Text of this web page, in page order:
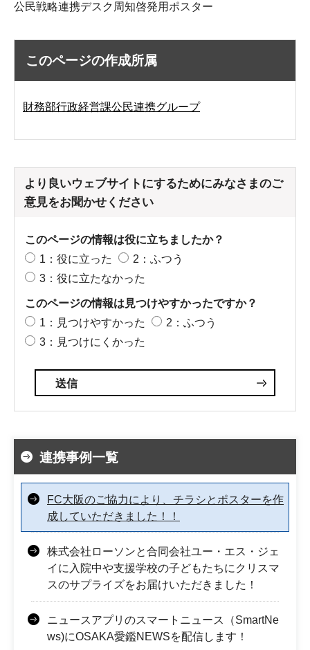
公民戦略連携デスク周知啓発用ポスター
このページの作成所属
財務部行政経営課公民連携グループ
より良いウェブサイトにするためにみなさまのご
意見をお聞かせください
このページの情報は役に立ちましたか？
1：役に立った
2：ふつう
3：役に立たなかった
このページの情報は見つけやすかったですか？
1：見つけやすかった
2：ふつう
3：見つけにくかった
連携事例一覧
FC大阪のご協力により、チラシとポスターを作
成していただきました！！
株式会社ローソンと合同会社ユー・エス・ジェ
イに入院中や支援学校の子どもたちにクリスマ
スのサプライズをお届けいただきました！
ニュースアプリのスマートニュース（SmartNe
ws)にOSAKA愛鑑NEWSを配信します！